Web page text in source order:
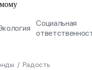
Социальная
Радость